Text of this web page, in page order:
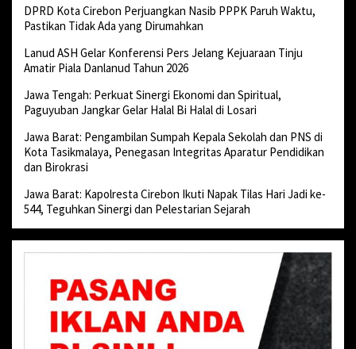
DPRD Kota Cirebon Perjuangkan Nasib PPPK Paruh Waktu,
Pastikan Tidak Ada yang Dirumahkan
Lanud ASH Gelar Konferensi Pers Jelang Kejuaraan Tinju
Amatir Piala Danlanud Tahun 2026
Jawa Tengah: Perkuat Sinergi Ekonomi dan Spiritual,
Paguyuban Jangkar Gelar Halal Bi Halal di Losari
Jawa Barat: Pengambilan Sumpah Kepala Sekolah dan PNS di
Kota Tasikmalaya, Penegasan Integritas Aparatur Pendidikan
dan Birokrasi
Jawa Barat: Kapolresta Cirebon Ikuti Napak Tilas Hari Jadi ke-
544, Teguhkan Sinergi dan Pelestarian Sejarah